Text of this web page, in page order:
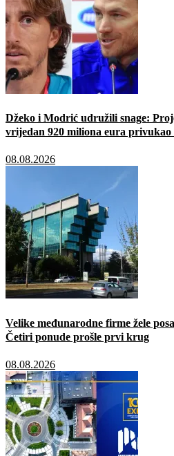
Džeko i Modrić udružili snage:
vrijedan 920 miliona eura privukao
08.08.2026
Velike međunarodne firme žele
Četiri ponude prošle prvi krug
08.08.2026